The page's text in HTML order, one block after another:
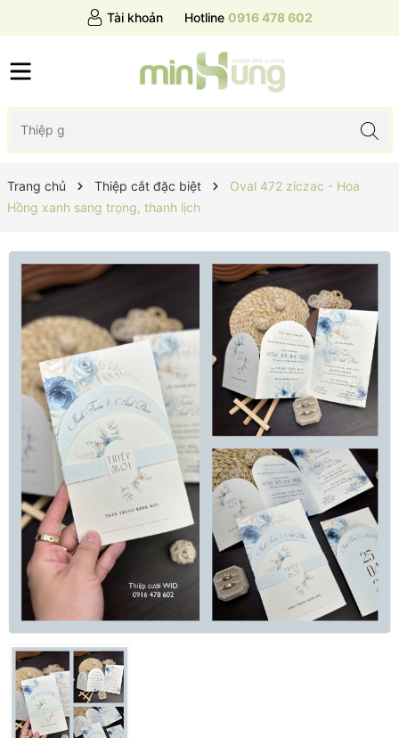
Tài khoản Hotline 0916 478 602
Trang chủ Thiệp cắt đặc biệt
Oval 472 ziczac - Hoa
Hồng xanh sang trọng, thanh lịch